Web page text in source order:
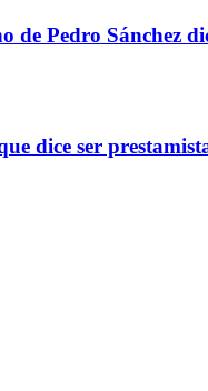
de Pedro Sánchez
dice ser